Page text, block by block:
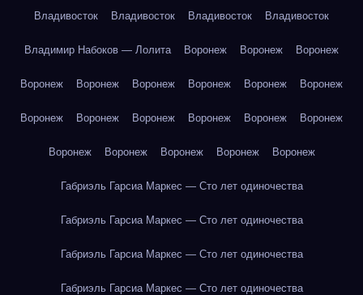
Владивосток Владивосток Владивосток Владивосток
Владимир Набоков — Лолита Воронеж Воронеж Воронеж
Воронеж Воронеж Воронеж Воронеж Воронеж Воронеж
Воронеж Воронеж Воронеж Воронеж Воронеж Воронеж
Воронеж Воронеж Воронеж Воронеж Воронеж
Габриэль Гарсиа Маркес — Сто лет одиночества
Габриэль Гарсиа Маркес — Сто лет одиночества
Габриэль Гарсиа Маркес — Сто лет одиночества
Габриэль Гарсиа Маркес — Сто лет одиночества